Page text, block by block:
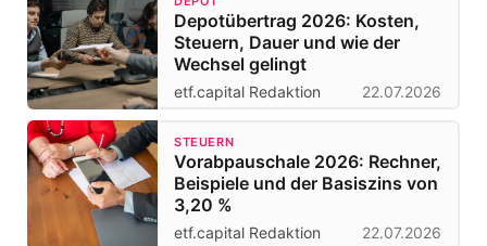
Depotübertrag 2026: Kosten,
Steuern, Dauer und wie der
Wechsel gelingt
etf.capital Redaktion 22.07.2026
STEUERN
Vorabpauschale 2026: Rechner,
Beispiele und der Basiszins von
3,20 %
etf.capital Redaktion 22.07.2026